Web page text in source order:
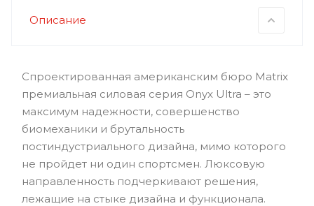
Описание
Спроектированная американским бюро Matrix
премиальная силовая серия Onyx Ultra – это
максимум надежности, совершенство
биомеханики и брутальность
постиндустриального дизайна, мимо которого
не пройдет ни один спортсмен. Люксовую
направленность подчеркивают решения,
лежащие на стыке дизайна и функционала.